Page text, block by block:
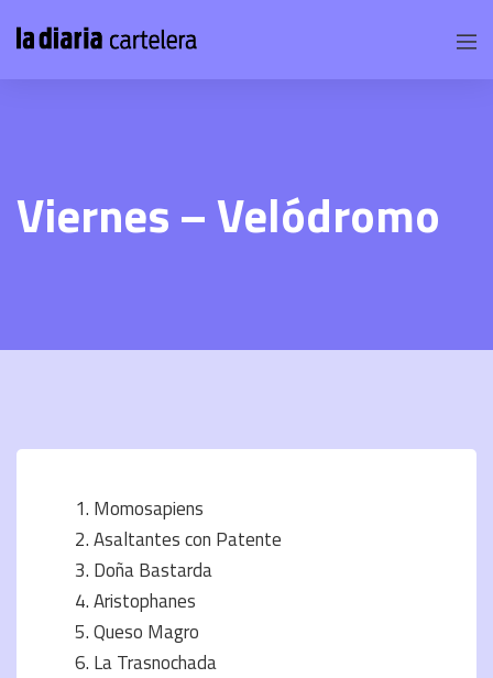
Viernes – Velódromo
Momosapiens
Asaltantes con Patente
Doña Bastarda
Aristophanes
Queso Magro
La Trasnochada